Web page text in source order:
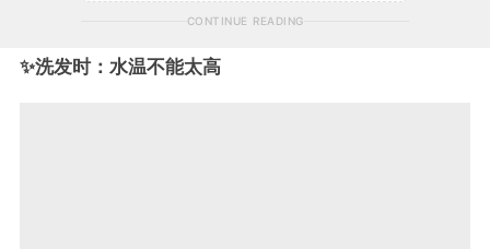
CONTINUE READING
✨洗发时：水温不能太高